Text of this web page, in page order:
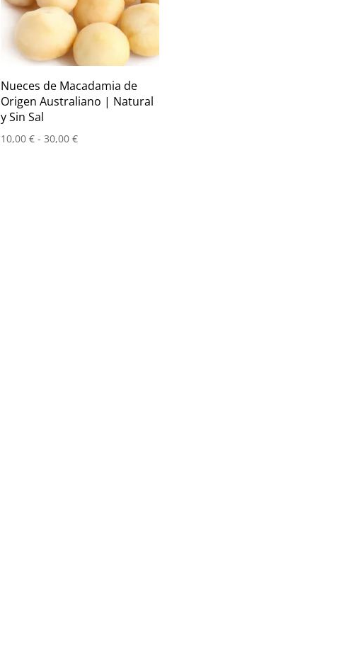
Nueces de Macadamia de
Origen Australiano | Natural
y Sin Sal
10,00 € - 30,00 €Rango